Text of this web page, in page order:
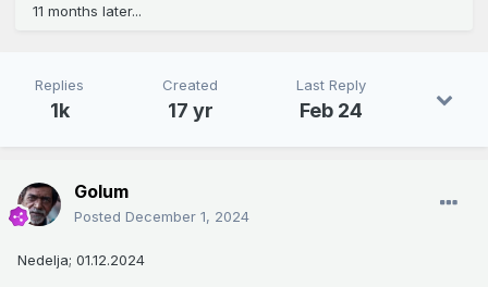
11 months later...
Replies
1k
Created
17 yr
Last Reply
Feb 24
Golum
Posted December 1, 2024
Nedelja; 01.12.2024